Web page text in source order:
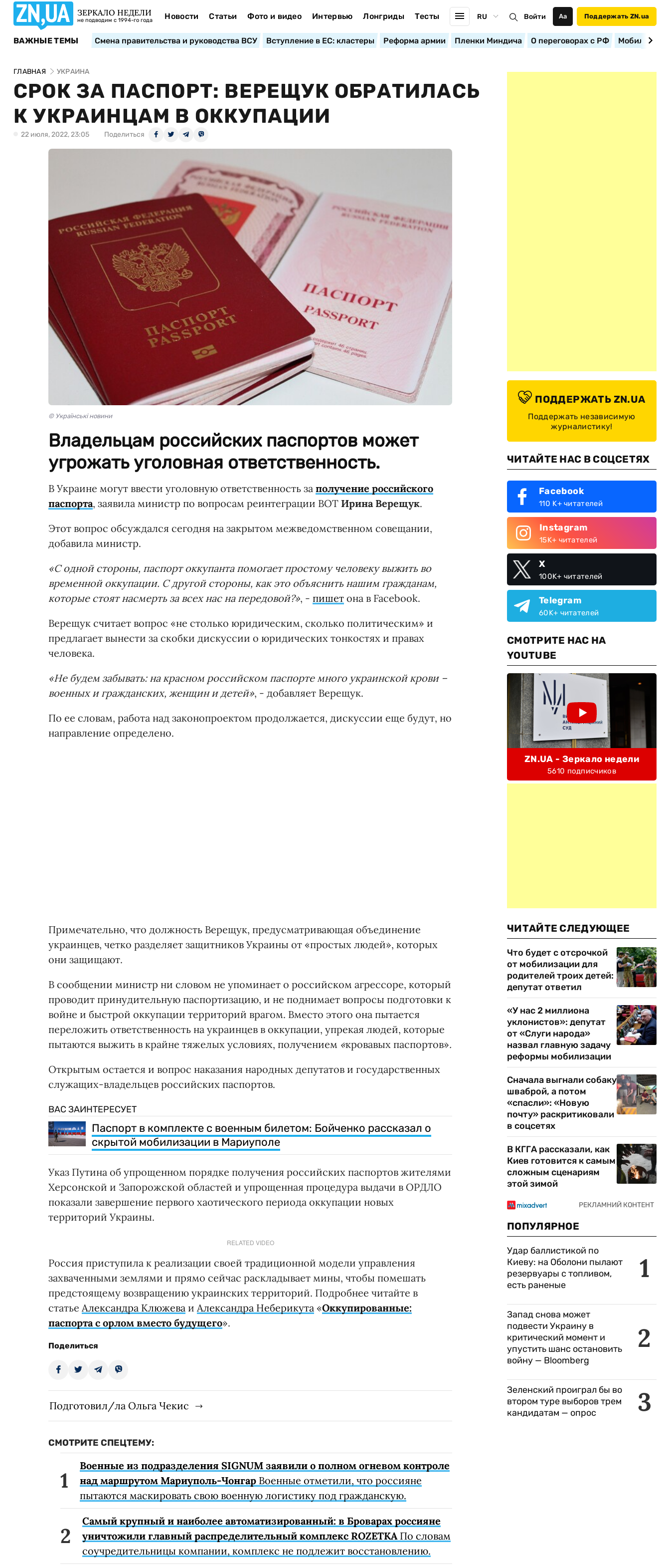
ЗЕРКАЛО НЕДЕЛИ
не подводим с 1994-го года Новости Статьи Фото и видео Интервью Лонгриды Тесты RU Войти Аа Поддержать ZN.ua
ВАЖНЫЕ ТЕМЫ Смена правительства и руководства ВСУ Вступление в ЕС: кластеры Реформа армии Пленки Миндича О переговорах с РФ
ГЛАВНАЯ УКРАИНА
СРОК ЗА ПАСПОРТ: ВЕРЕЩУК ОБРАТИЛАСЬ
К УКРАИНЦАМ В ОККУПАЦИИ
22 июля, 2022, 23:05 Поделиться
© Українські новини
Владельцам российских паспортов может
угрожать уголовная ответственность.
В Украине могут ввести уголовную ответственность за получение российского
паспорта, заявила министр по вопросам реинтеграции ВОТ Ирина Верещук.
Этот вопрос обсуждался сегодня на закрытом межведомственном совещании,
добавила министр.
«С одной стороны, паспорт оккупанта помогает простому человеку выжить во
временной оккупации. С другой стороны, как это объяснить нашим гражданам,
которые стоят насмерть за всех нас на передовой?», - пишет она в Facebook.
Верещук считает вопрос «не столько юридическим, сколько политическим» и
предлагает вынести за скобки дискуссии о юридических тонкостях и правах
человека.
«Не будем забывать: на красном российском паспорте много украинской крови –
военных и гражданских, женщин и детей», - добавляет Верещук.
По ее словам, работа над законопроектом продолжается, дискуссии еще будут, но
направление определено.
Примечательно, что должность Верещук, предусматривающая объединение
украинцев, четко разделяет защитников Украины от «простых людей», которых
они защищают.
В сообщении министр ни словом не упоминает о российском агрессоре, который
проводит принудительную паспортизацию, и не поднимает вопросы подготовки к
войне и быстрой оккупации территорий врагом. Вместо этого она пытается
переложить ответственность на украинцев в оккупации, упрекая людей, которые
пытаются выжить в крайне тяжелых условиях, получением «кровавых паспортов».
Открытым остается и вопрос наказания народных депутатов и государственных
служащих-владельцев российских паспортов.
ВАС ЗАИНТЕРЕСУЕТ
Паспорт в комплекте с военным билетом: Бойченко рассказал о
скрытой мобилизации в Мариуполе
Указ Путина об упрощенном порядке получения российских паспортов жителями
Херсонской и Запорожской областей и упрощенная процедура выдачи в ОРДЛО
показали завершение первого хаотического периода оккупации новых
территорий Украины.
RELATED VIDEO
Россия приступила к реализации своей традиционной модели управления
захваченными землями и прямо сейчас раскладывает мины, чтобы помешать
предстоящему возвращению украинских территорий. Подробнее читайте в
статье Александра Клюжева и Александра Неберикута «Оккупированные:
паспорта с орлом вместо будущего».
Поделиться
Подготовил/ла Ольга Чекис
СМОТРИТЕ СПЕЦТЕМУ:
Военные из подразделения SIGNUM заявили о полном огневом контроле
над маршрутом Мариуполь-Чонгар Военные отметили, что россияне
пытаются маскировать свою военную логистику под гражданскую.
Самый крупный и наиболее автоматизированный: в Броварах россияне
уничтожили главный распределительный комплекс ROZETKAПо словам
соучредительницы компании, комплекс не подлежит восстановлению.
ПОДДЕРЖАТЬ ZN.UA
Поддержать независимую
журналистику!
ЧИТАЙТЕ НАС В СОЦСЕТЯХ
Facebook
110 K+ читателей
Instagram
15K+ читателей
X
100K+ читателей
Telegram
60K+ читателей
СМОТРИТЕ НАС НА
YOUTUBE
ZN.UA - Зеркало недели
5610 подписчиков
ЧИТАЙТЕ СЛЕДУЮЩЕЕ
Что будет с отсрочкой
от мобилизации для
родителей троих детей:
депутат ответил
«У нас 2 миллиона
уклонистов»: депутат
от «Слуги народа»
назвал главную задачу
реформы мобилизации
Сначала выгнали собаку
шваброй, а потом
«спасли»: «Новую
почту» раскритиковали
в соцсетях
В КГГА рассказали, как
Киев готовится к самым
сложным сценариям
этой зимой
ПОПУЛЯРНОЕ
1
Удар баллистикой по
Киеву: на Оболони пылают
резервуары с топливом,
есть раненые
2
Запад снова может
подвести Украину в
критический момент и
упустить шанс остановить
войну — Bloomberg
3
Зеленский проиграл бы во
втором туре выборов трем
кандидатам — опрос